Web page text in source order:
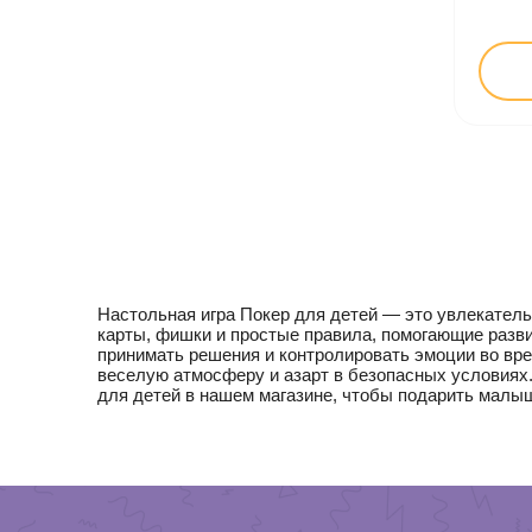
Настольная игра Покер для детей — это
карты, фишки и простые правила, помогающие
принимать решения и контролировать эмоции во
веселую атмосферу и азарт в безопасных
для детей в нашем магазине, чтобы подарить